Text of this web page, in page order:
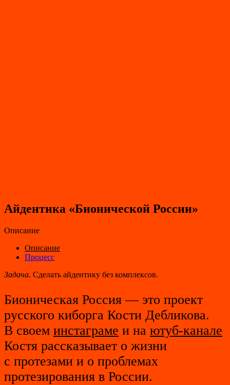
Айдентика «Бионической России»
Описание
Описание
Процесс
Задача. Сделать айдентику без комплексов.
Бионическая Россия — это проект
русского киборга Кости Дебликова.
В своем инстаграме и на ютуб-канале
Костя рассказывает о жизни
с протезами и о проблемах
протезирования в России.